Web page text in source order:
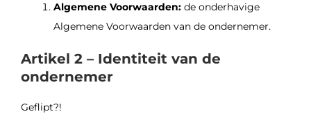
Algemene Voorwaarden: de onderhavige
Algemene Voorwaarden van de ondernemer.
Artikel 2 – Identiteit van de
ondernemer
Geflipt?!